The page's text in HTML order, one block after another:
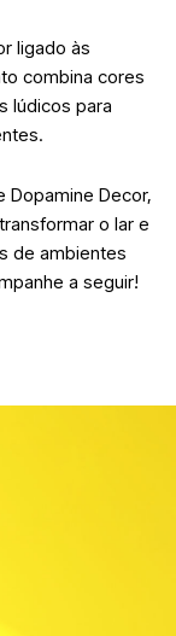
ligado às
combina cores
lúdicos para
Decor,
o lar e
de ambientes
a seguir!